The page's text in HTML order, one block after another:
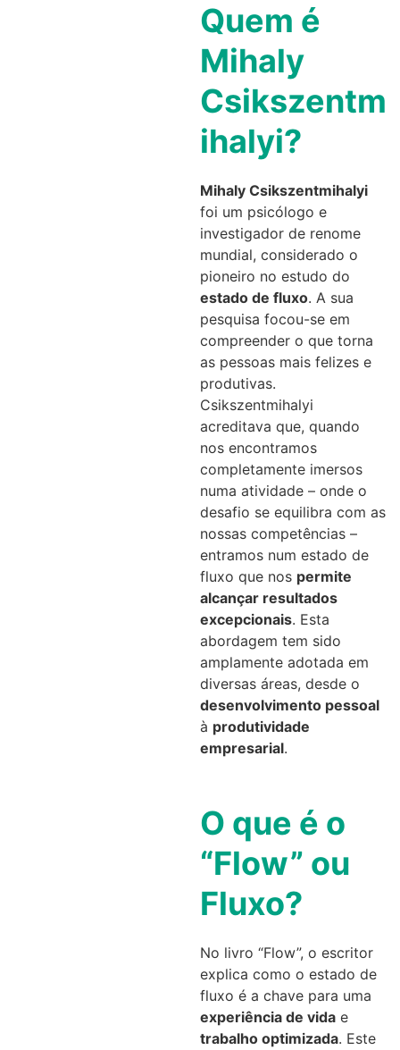
Quem é
Mihaly
Csikszentm
ihalyi?
Mihaly Csikszentmihalyi
foi um psicólogo e
investigador de renome
mundial, considerado o
pioneiro no estudo do
estado de fluxo. A sua
pesquisa focou-se em
compreender o que torna
as pessoas mais felizes e
produtivas.
Csikszentmihalyi
acreditava que, quando
nos encontramos
completamente imersos
numa atividade – onde o
desafio se equilibra com as
nossas competências –
entramos num estado de
fluxo que nos permite
alcançar resultados
excepcionais. Esta
abordagem tem sido
amplamente adotada em
diversas áreas, desde o
desenvolvimento pessoal
à produtividade
empresarial.
O que é o
“Flow” ou
Fluxo?
No livro “Flow”, o escritor
explica como o estado de
fluxo é a chave para uma
experiência de vida e
trabalho optimizada. Este